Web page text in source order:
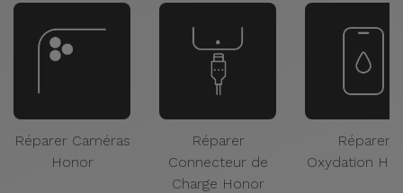
Réparer Caméras
Honor
Réparer
Connecteur de
Charge Honor
Réparer
Oxydation